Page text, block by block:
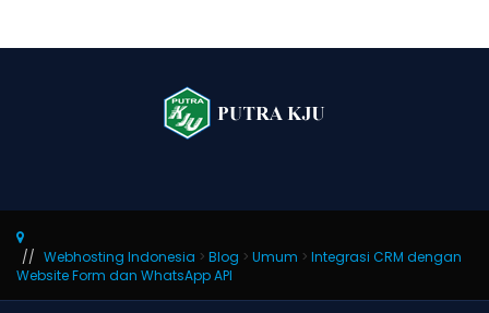
Webhosting Indonesia > Blog > Umum > Integrasi CRM dengan
Website Form dan WhatsApp API